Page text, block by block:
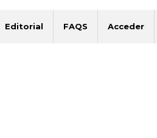
Editorial FAQS Acceder